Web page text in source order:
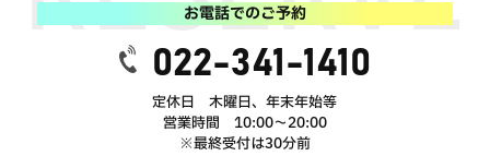
お電話でのご予約
022-341-1410
定休日 木曜日、年末年始等
営業時間 10:00～20:00
※最終受付は30分前